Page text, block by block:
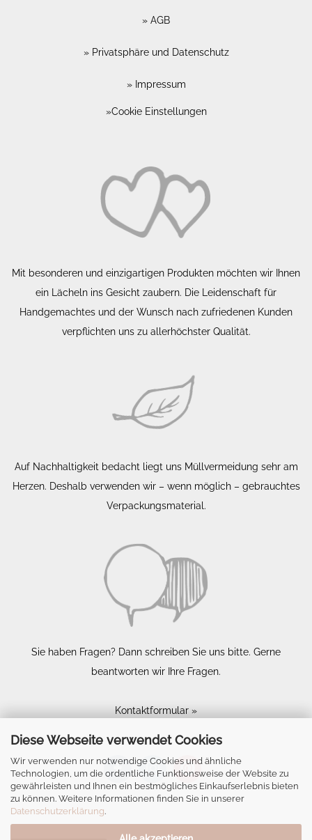
Diese Webseite verwendet Cookies
Wir verwenden nur notwendige Cookies und ähnliche
Technologien, um die ordentliche Funktionsweise der Website zu
gewährleisten und Ihnen ein bestmögliches Einkaufserlebnis bieten
zu können. Weitere Informationen finden Sie in unserer
Datenschutzerklärung.
AGB
Privatsphäre und Datenschutz
Impressum
Cookie Einstellungen
Mit besonderen und einzigartigen Produkten möchten wir Ihnen
ein Lächeln ins Gesicht zaubern. Die Leidenschaft für
Handgemachtes und der Wunsch nach zufriedenen Kunden
verpflichten uns zu allerhöchster Qualität.
Auf Nachhaltigkeit bedacht liegt uns Müllvermeidung sehr am
Herzen. Deshalb verwenden wir – wenn möglich – gebrauchtes
Verpackungsmaterial.
Sie haben Fragen? Dann schreiben Sie uns bitte. Gerne
beantworten wir Ihre Fragen.
Kontaktformular »